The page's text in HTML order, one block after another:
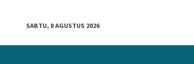
SABTU, 8 AGUSTUS 2026